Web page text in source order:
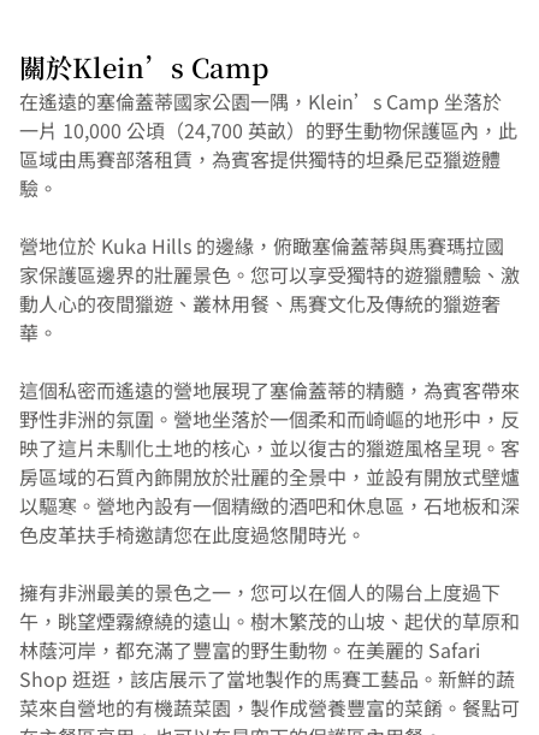
關於Klein’s Camp
在遙遠的塞倫蓋蒂國家公園一隅，Klein’s Camp 坐落於
一片 10,000 公頃（24,700 英畝）的野生動物保護區內，此
區域由馬賽部落租賃，為賓客提供獨特的坦桑尼亞獵遊體
驗。
營地位於 Kuka Hills 的邊緣，俯瞰塞倫蓋蒂與馬賽瑪拉國
家保護區邊界的壯麗景色。您可以享受獨特的遊獵體驗、激
動人心的夜間獵遊、叢林用餐、馬賽文化及傳統的獵遊奢
華。
這個私密而遙遠的營地展現了塞倫蓋蒂的精髓，為賓客帶來
野性非洲的氛圍。營地坐落於一個柔和而崎嶇的地形中，反
映了這片未馴化土地的核心，並以復古的獵遊風格呈現。客
房區域的石質內飾開放於壯麗的全景中，並設有開放式壁爐
以驅寒。營地內設有一個精緻的酒吧和休息區，石地板和深
色皮革扶手椅邀請您在此度過悠閒時光。
擁有非洲最美的景色之一，您可以在個人的陽台上度過下
午，眺望煙霧繚繞的遠山。樹木繁茂的山坡、起伏的草原和
林蔭河岸，都充滿了豐富的野生動物。在美麗的 Safari
Shop 逛逛，該店展示了當地製作的馬賽工藝品。新鮮的蔬
菜來自營地的有機蔬菜園，製作成營養豐富的菜餚。餐點可